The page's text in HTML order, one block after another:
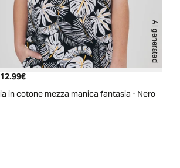
AI generated
attuale
Prezzo originale
12.99€
in cotone mezza manica fantasia - Nero